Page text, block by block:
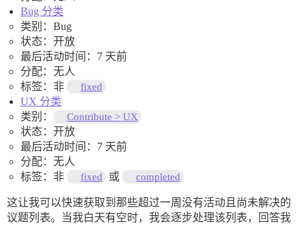
Bug 分类
类别：Bug
状态：开放
最后活动时间：7 天前
分配：无人
标签：非
fixed
UX 分类
类别：
Contribute > UX
状态：开放
最后活动时间：7 天前
分配：无人
标签：非
fixed 或 completed
这让我可以快速获取到那些超过一周没有活动且尚未解决的
议题列表。当我白天有空时，我会逐步处理该列表，回答我